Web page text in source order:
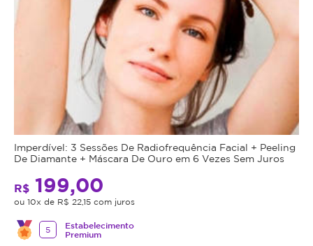
Imperdível: 3 Sessões De Radiofrequência Facial + Peeling
De Diamante + Máscara De Ouro em 6 Vezes Sem Juros
R$ 199,00
ou 10x de R$ 22,15 com juros
5
Estabelecimento
Premium